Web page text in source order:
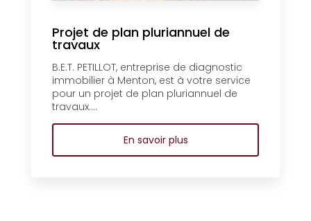
Projet de plan pluriannuel de
travaux
B.E.T. PETILLOT, entreprise de diagnostic
immobilier à Menton, est à votre service
pour un projet de plan pluriannuel de
travaux....
En savoir plus